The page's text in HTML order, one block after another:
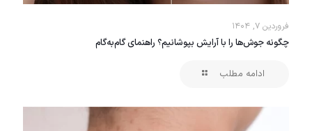
فروردین ۷, ۱۴۰۴
چگونه جوش‌ها را با آرایش بپوشانیم؟ راهنمای گام‌به‌گام
ادامه مطلب